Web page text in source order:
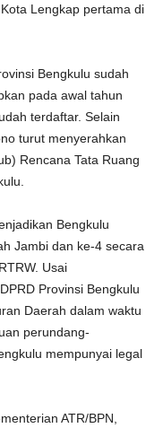
Lengkap pertama di
Bengkulu sudah
pada awal tahun
terdaftar. Selain
turut menyerahkan
Rencana Tata Ruang
Bengkulu
Jambi dan ke-4 secara
Usai
Provinsi Bengkulu
Daerah dalam waktu
perundang-
mempunyai legal
ATR/BPN,